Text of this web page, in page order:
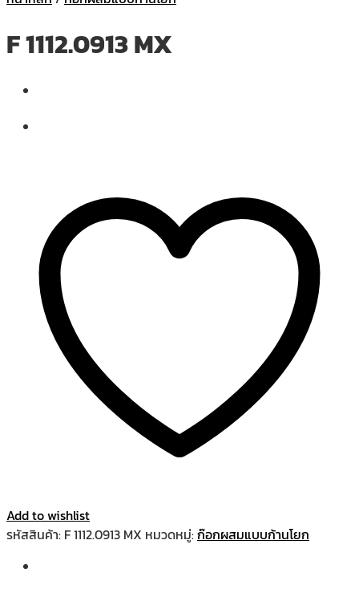
F 1112.0913 MX
Add to wishlist
รหัสสินค้า: F 1112.0913 MX หมวดหมู่:ก๊อกผสมแบบก้านโยก